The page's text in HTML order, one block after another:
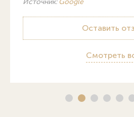
Источник:Google
Оставить
Смотреть